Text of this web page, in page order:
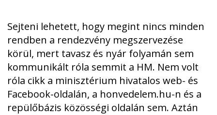
Sejteni lehetett, hogy megint nincs minden
rendben a rendezvény megszervezése
körül, mert tavasz és nyár folyamán sem
kommunikált róla semmit a HM. Nem volt
róla cikk a minisztérium hivatalos web- és
Facebook-oldalán, a honvedelem.hu-n és a
repülőbázis közösségi oldalán sem. Aztán